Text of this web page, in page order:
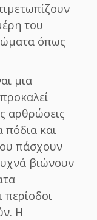
του
όπως
μια
αρθρώσεις
πόδια και
πάσχουν
βιώνουν
περίοδοι
Η